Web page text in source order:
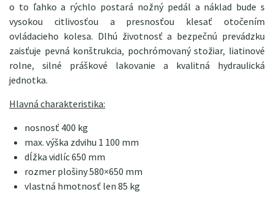
o to ľahko a rýchlo postará nožný pedál a náklad bude s
vysokou citlivosťou a presnosťou klesať otočením
ovládacieho kolesa. Dlhú životnosť a bezpečnú prevádzku
zaisťuje pevná konštrukcia, pochrómovaný stožiar, liatinové
rolne, silné práškové lakovanie a kvalitná hydraulická
jednotka.
Hlavná charakteristika:
nosnosť 400 kg
max. výška zdvihu 1 100 mm
dĺžka vidlíc 650 mm
rozmer plošiny 580×650 mm
vlastná hmotnosť len 85 kg